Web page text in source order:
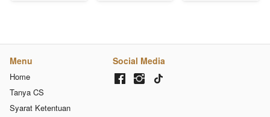
Menu
Home
Tanya CS
Syarat Ketentuan
Social Media